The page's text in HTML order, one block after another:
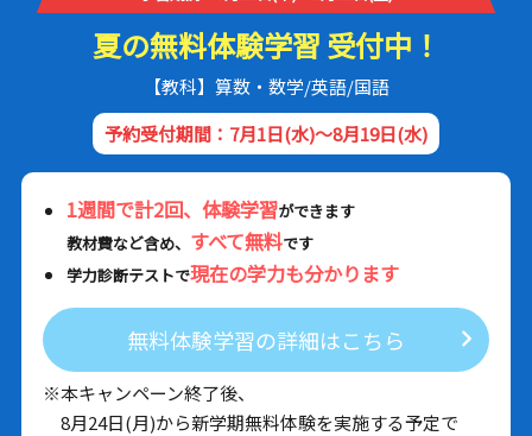
夏の無料体験学習 受付中！
【教科】算数・数学/英語/国語
予約受付期間：7月1日(水)～8月19日(水)
1週間で計2回、体験学習ができます
教材費など含め、 すべて無料です
学力診断テストで現在の学力も分かります
無料体験学習の詳細はこちら
※本キャンペーン終了後、
8月24日(月)から新学期無料体験を実施する予定で